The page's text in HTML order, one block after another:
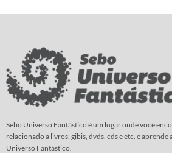
Sebo Universo Fantástico é um lugar onde você
relacionado a livros, gibis, dvds, cds e etc. e aprende
Universo Fantástico.